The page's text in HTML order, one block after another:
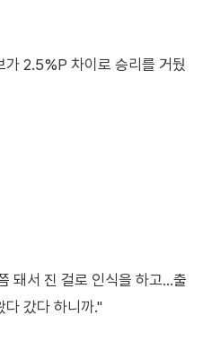
가 2.5%P 차이로 승리를 거뒀
돼서 진 걸로 인식을 하고…출
다 갔다 하니까."